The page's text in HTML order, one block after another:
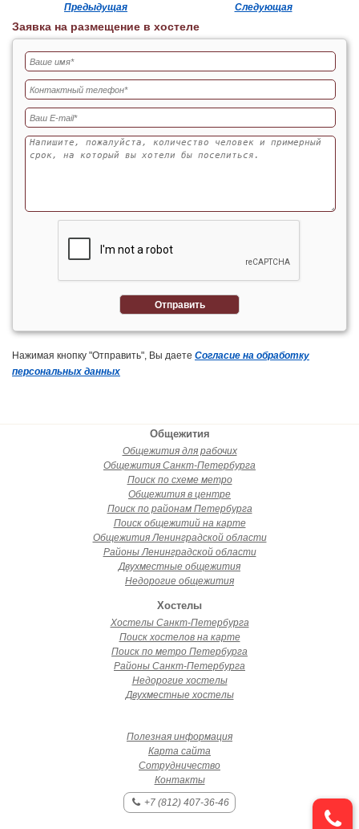
Предыдущая Следующая
Заявка на размещение в хостеле
Отправить
Нажимая кнопку "Отправить", Вы даете Согласие на обработку
персональных данных
Общежития
Общежития для рабочих
Общежития Санкт-Петербурга
Поиск по схеме метро
Общежития в центре
Поиск по районам Петербурга
Поиск общежитий на карте
Общежития Ленинградской области
Районы Ленинградской области
Двухместные общежития
Недорогие общежития
Хостелы
Хостелы Санкт-Петербурга
Поиск хостелов на карте
Поиск по метро Петербурга
Районы Санкт-Петербурга
Недорогие хостелы
Двухместные хостелы
Полезная информация
Карта сайта
Сотрудничество
Контакты
+7 (812) 407-36-46